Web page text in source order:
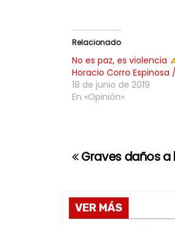
Relacionado
No es paz, es violencia
Horacio Corro
18 de junio de 2019
En «Opinión»
N
v
Graves daños a
VER MÁS